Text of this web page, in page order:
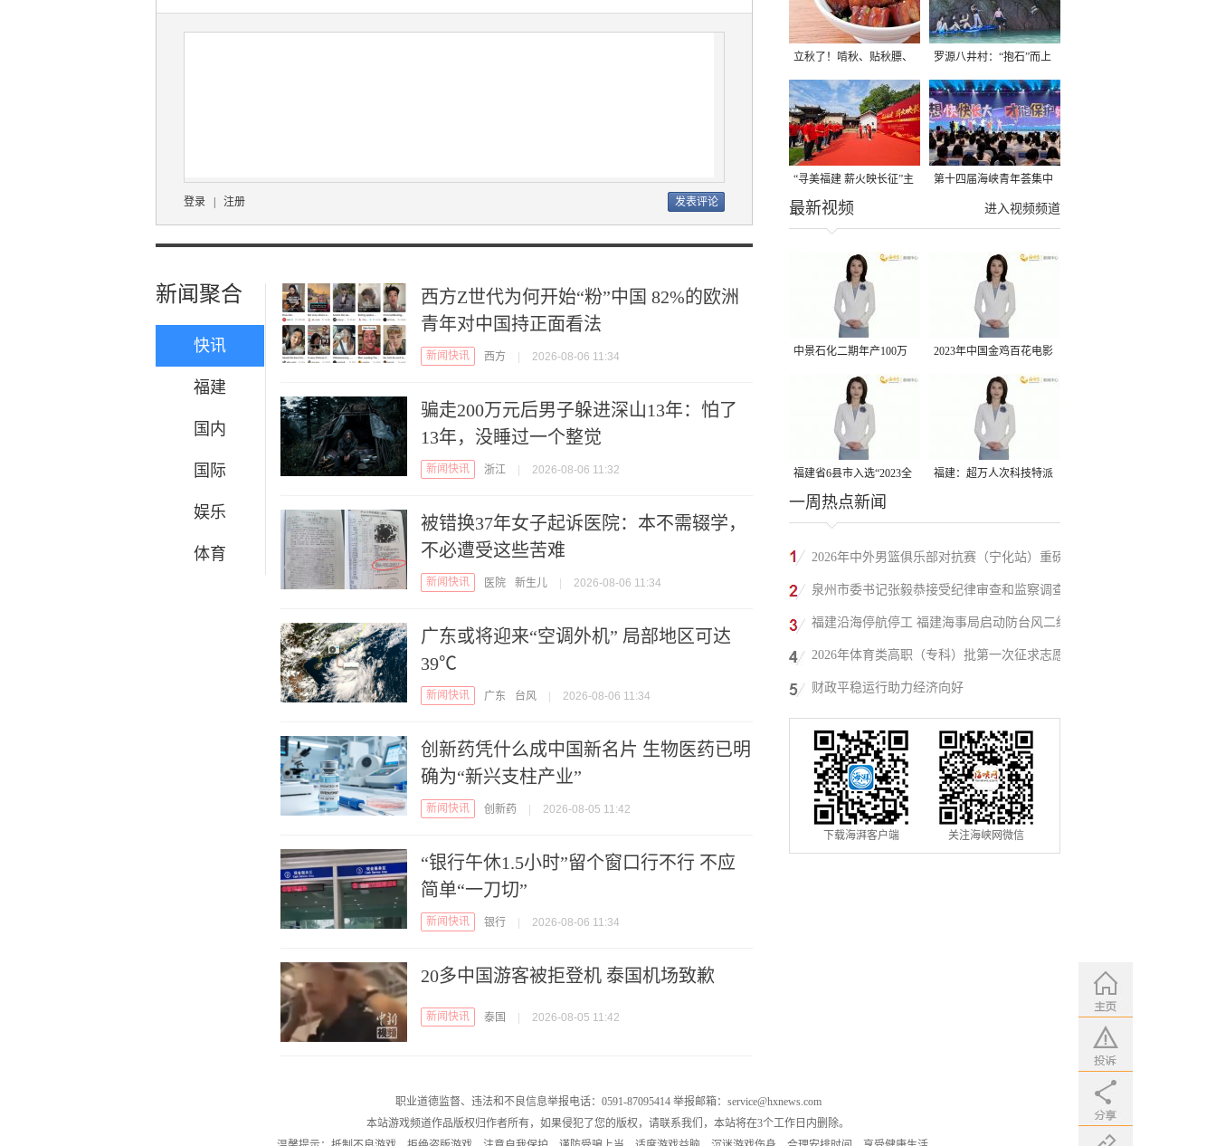
登录 注册
新闻聚合
快讯
福建
国内
国际
娱乐
体育
西方Z世代为何开始“粉”中国 82%的欧洲
青年对中国持正面看法
新闻快讯 西方 2026-08-06 11:34
骗走200万元后男子躲进深山13年：怕了
13年，没睡过一个整觉
新闻快讯 浙江 2026-08-06 11:32
被错换37年女子起诉医院：本不需辍学，
不必遭受这些苦难
新闻快讯 医院 新生儿 2026-08-06 11:34
广东或将迎来“空调外机” 局部地区可达
39℃
新闻快讯 广东 台风 2026-08-06 11:34
创新药凭什么成中国新名片 生物医药已明
确为“新兴支柱产业”
新闻快讯 创新药 2026-08-05 11:42
“银行午休1.5小时”留个窗口行不行 不应
简单“一刀切”
新闻快讯 银行 2026-08-06 11:34
20多中国游客被拒登机 泰国机场致歉
新闻快讯 泰国 2026-08-05 11:42
立秋了！啃秋、贴秋膘、
晒秋，福建人这样过才够
味→
罗源八井村：“抱石”而上
“寻美福建 薪火映长征”主
题活动在龙岩长汀启动
第十四届海峡青年荟集中
阶段活动在福州举行
进入视频频道
最新视频
中景石化二期年产100万
吨丙烷脱氢项目建成中交
2023年中国金鸡百花电影
节有福电影巡展31日启动
福建省6县市入选“2023全
国县域发展潜力百强县”
福建：超万人次科技特派
一周热点新闻
2026年中外男篮俱乐部对抗赛（宁化站）重磅
来袭！抢票通道即将开启→
泉州市委书记张毅恭接受纪律审查和监察调查
福建沿海停航停工 福建海事局启动防台风二级
应急响应
2026年体育类高职（专科）批第一次征求志愿
填报
财政平稳运行助力经济向好
下载海湃客户端 关注海峡网微信
职业道德监督、违法和不良信息举报电话：0591-87095414 举报邮箱：service@hxnews.com
本站游戏频道作品版权归作者所有，如果侵犯了您的版权，请联系我们，本站将在3个工作日内删除。